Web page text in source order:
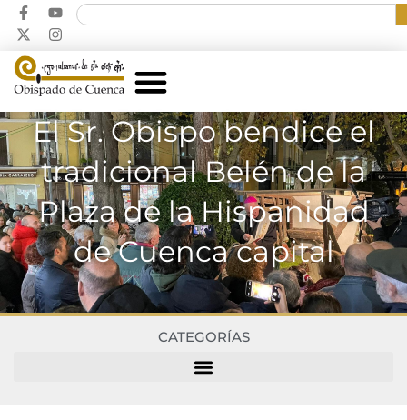
El Sr. Obispo bendice el
tradicional Belén de la
Plaza de la Hispanidad
de Cuenca capital
CATEGORÍAS